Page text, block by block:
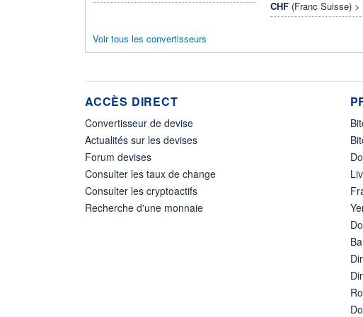
CHF(Franc Suisse) >
Voir tous les convertisseurs
ACCÈS DIRECT
Convertisseur de devise
Actualités sur les devises
Forum devises
Consulter les taux de change
Consulter les cryptoactifs
Recherche d'une monnaie